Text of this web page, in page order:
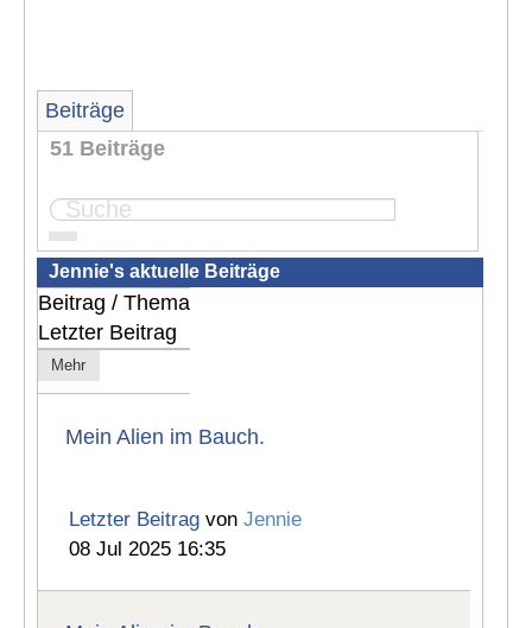
Beiträge
51 Beiträge
Seite: 1 2 3 ...
Jennie's aktuelle Beiträge
Beitrag / Thema
Letzter Beitrag
Mehr
Mein Alien im Bauch.
Letzter Beitrag vonJennie
08 Jul 2025 16:35